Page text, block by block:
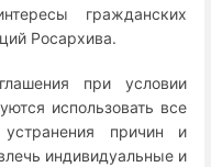
гражданских
Росархива.
при условии
использовать все
причин и
индивидуальные и